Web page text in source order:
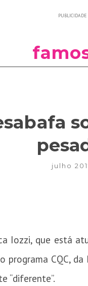
PUBLICIDADE
julho
Iozzi, que está
programa CQC,
“diferente”.